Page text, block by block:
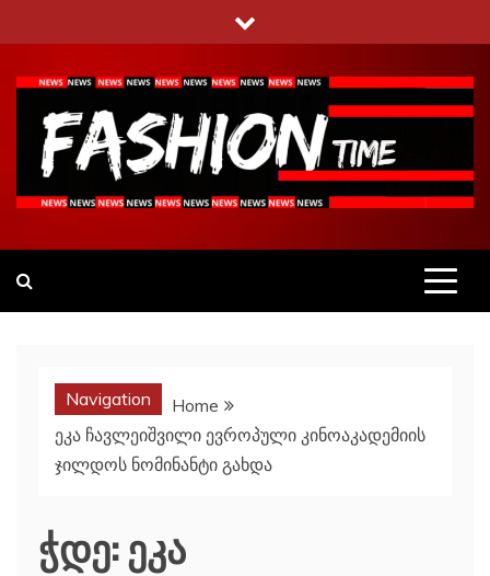
to
content
Navigation
Home
ეკა ჩავლეიშვილი ევროპული კინოაკადემიის
ჯილდოს ნომინანტი გახდა
ჭდე:ეკა